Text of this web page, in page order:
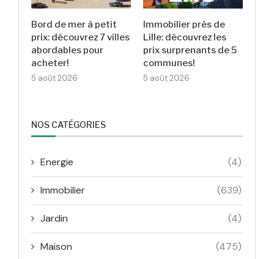
Bord de mer à petit
prix: découvrez 7 villes
abordables pour
acheter!
5 août 2026
Immobilier près de
Lille: découvrez les
prix surprenants de 5
communes!
5 août 2026
NOS CATÉGORIES
Energie (4)
Immobilier (639)
Jardin (4)
Maison (475)